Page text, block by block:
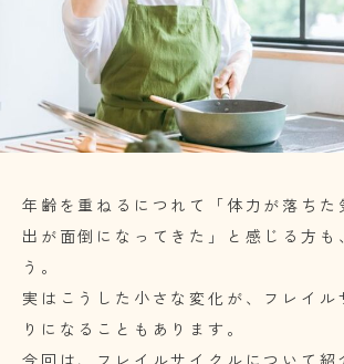
年齢を重ねるにつれて「体力が落ちた
出が面倒になってきた」と感じる方も
う。
実はこうした小さな変化が、フレイル
りになることもあります。